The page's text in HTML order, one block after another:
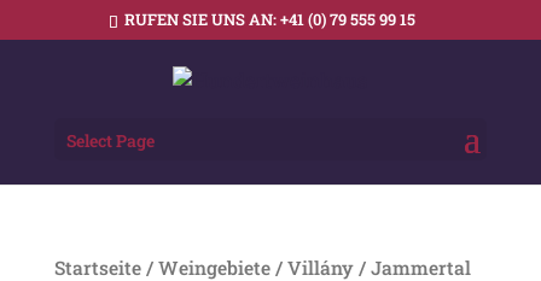
RUFEN SIE UNS AN:+41 (0) 79 555 99 15
Select Page
Startseite/ Weingebiete/ Villány/ Jammertal